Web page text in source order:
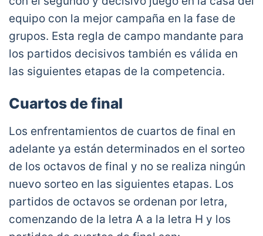
equipo con la mejor campaña en la fase de
grupos. Esta regla de campo mandante para
los partidos decisivos también es válida en
las siguientes etapas de la competencia.
Cuartos de final
Los enfrentamientos de cuartos de final en
adelante ya están determinados en el sorteo
de los octavos de final y no se realiza ningún
nuevo sorteo en las siguientes etapas. Los
partidos de octavos se ordenan por letra,
comenzando de la letra A a la letra H y los